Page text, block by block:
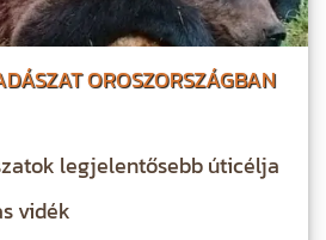
OROSZORSZÁGBAN
legjelentősebb úticélja
vidék